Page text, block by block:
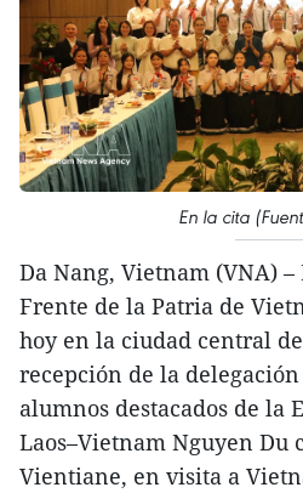
En la cita
Da Nang, Vietnam (VNA)
Frente de la Patria de
hoy en la ciudad central
recepción de la
alumnos destacados de la
Laos–Vietnam Nguyen Du
Vientiane, en visita a